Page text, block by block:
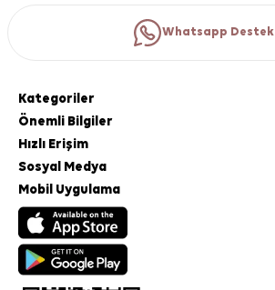
Whatsapp Destek
Kategoriler
Önemli Bilgiler
Hızlı Erişim
Sosyal Medya
Mobil Uygulama